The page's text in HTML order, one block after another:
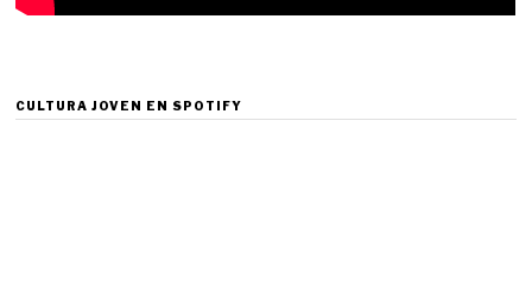
CULTURA JOVEN EN SPOTIFY